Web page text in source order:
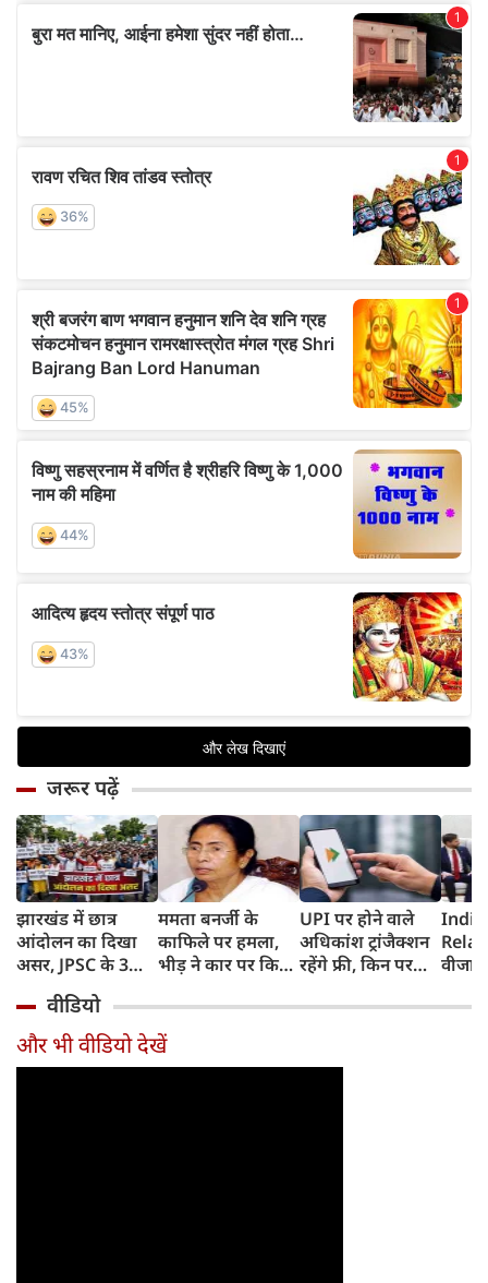
जरूर पढ़ें
झारखंड में छात्र
आंदोलन का दिखा
असर, JPSC के 3
इस्‍तीफा, प्रदर्शन को
लेकर क्या बोले CM
हेमंत सोरेन?
ममता बनर्जी के
काफिले पर हमला,
भीड़ ने कार पर किया
पुलिस पर लगा यह
आरोप
UPI पर होने वाले
अधिकांश ट्रांजैक्शन
रहेंगे फ्री, किन पर
ने दिया बड़ा अपडेट
वीजा
वीडियो
और भी वीडियो देखें